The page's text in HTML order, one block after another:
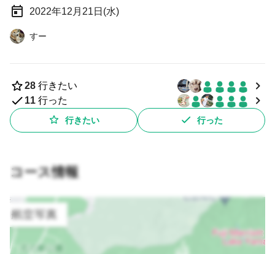
2022年12月21日(水)
すー
28 行きたい
11 行った
行きたい 行った
コース情報